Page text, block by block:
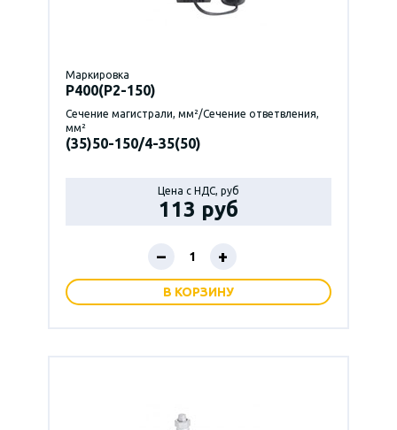
Маркировка
P400(Р2-150)
Сечение магистрали, мм²/Сечение ответвления,
мм²
(35)50-150/4-35(50)
Цена с НДС, руб
113 руб
– +
В КОРЗИНУ